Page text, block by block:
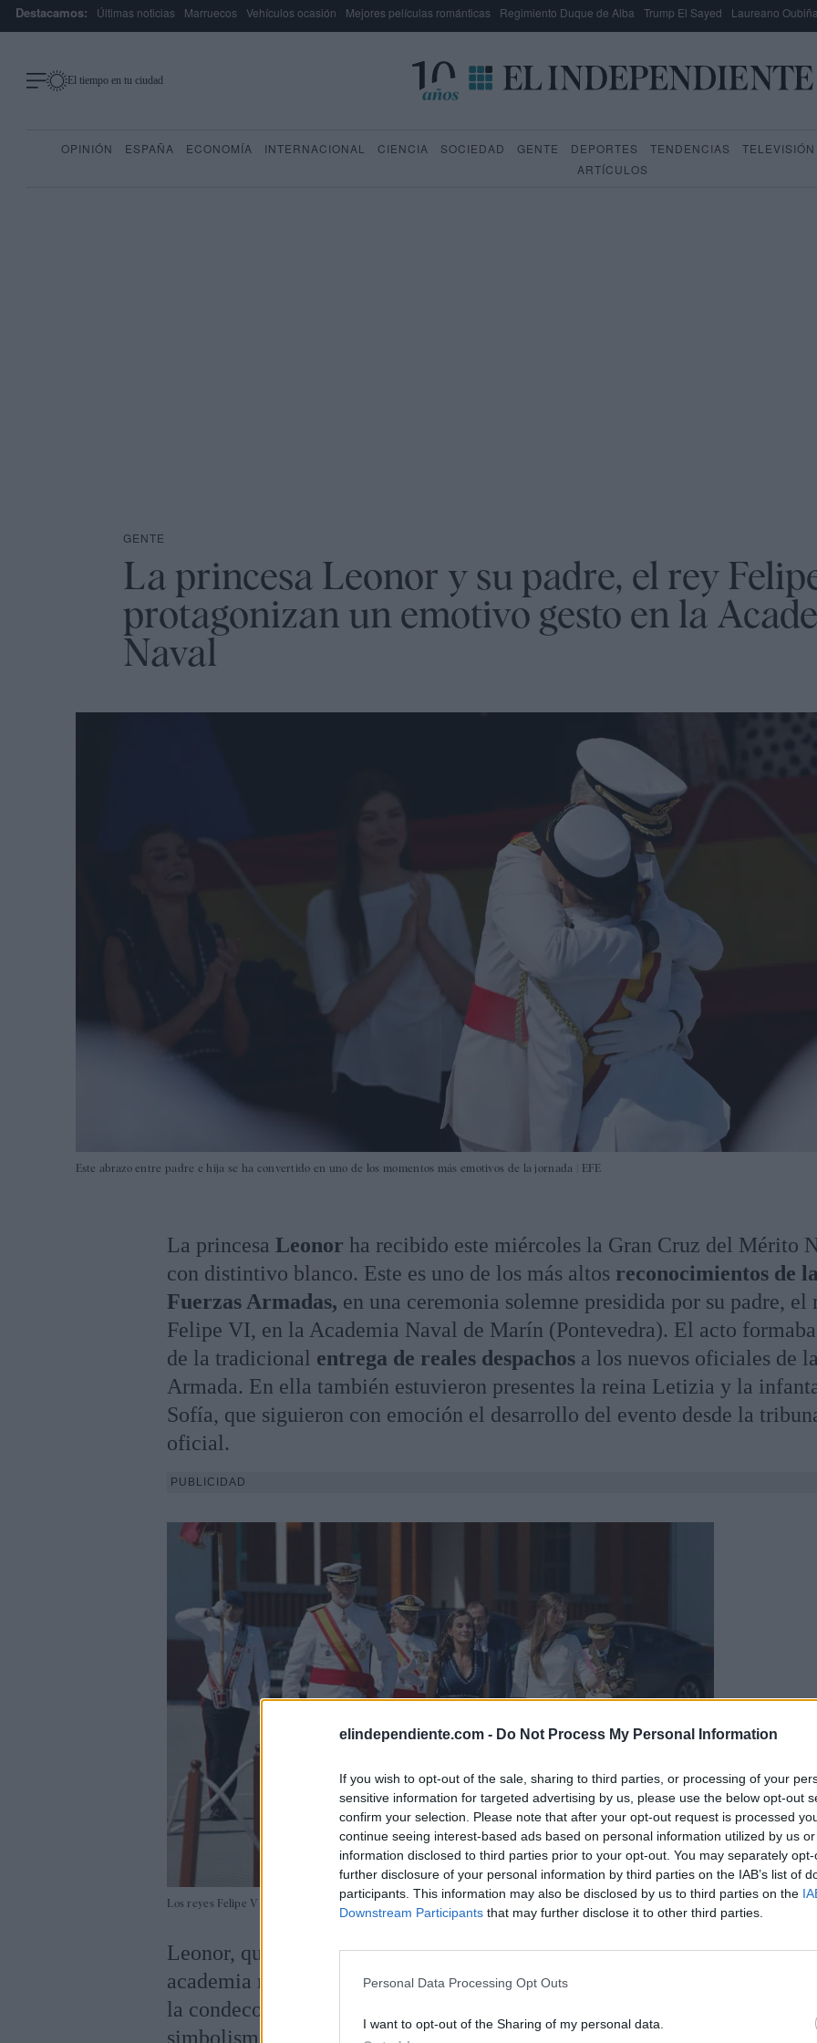
elindependiente.com - Do Not Process My Personal Information
If you wish to opt-out of the sale, sharing to third parties, or processing of your
sensitive information for targeted advertising by us, please use the below opt-out
confirm your selection. Please note that after your opt-out request is processed
continue seeing interest-based ads based on personal information utilized by us
information disclosed to third parties prior to your opt-out. You may separately
further disclosure of your personal information by third parties on the IAB’s list of
participants. This information may also be disclosed by us to third parties on the
Downstream Participants that may further disclose it to other third parties.
Personal Data Processing Opt Outs
I want to opt-out of the Sharing of my personal data.
Destacamos: Últimas noticias Marruecos Vehículos ocasión Mejores películas románticas Regimiento Duque de Alba Trump El Sayed Laureano
El tiempo en tu ciudad
OPINIÓN ESPAÑA ECONOMÍA INTERNACIONAL CIENCIA SOCIEDAD GENTE DEPORTES TENDENCIAS TELEVISIÓN
ARTÍCULOS
GENTE
La princesa Leonor y su padre, el rey
protagonizan un emotivo gesto en la
Naval
Este abrazo entre padre e hija se ha convertido en uno de los momentos más emotivos de la jornada | EFE
La princesaLeonor ha recibido este miércoles la Gran Cruz del Mérito
con distintivo blanco. Este es uno de los más altos reconocimientos de
Fuerzas Armadas, en una ceremonia solemne presidida por su padre, el
Felipe VI, en la Academia Naval de Marín (Pontevedra). El acto
de la tradicional entrega de reales despachos a los nuevos oficiales de la
Armada. En ella también estuvieron presentes la reina Letizia y la
Sofía, que siguieron con emoción el desarrollo del evento desde la
oficial.
PUBLICIDAD
Los reyes Felipe VI y Letizia, y la infanta Sofía asisten a la entrega de reales despachos
Leonor, quien ha finalizado su primer año deformación militaren la
academia naval. Como parte de su preparación como heredera al trono,
la condecoración de manos del monarca en un momento cargado de
simbolismo. Este reconocimiento no solo destaca su
compromiso con